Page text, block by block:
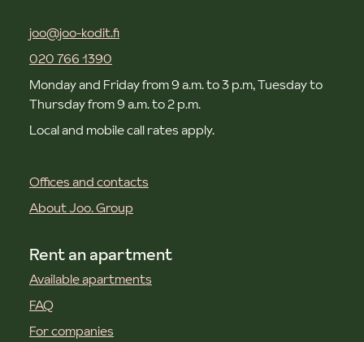
joo@joo-kodit.fi
020 766 1390
Monday and Friday from 9 a.m. to 3 p.m, Tuesday to
Thursday from 9 a.m. to 2 p.m.
Local and mobile call rates apply.
Offices and contacts
About Joo. Group
Rent an apartment
Available apartments
FAQ
For companies